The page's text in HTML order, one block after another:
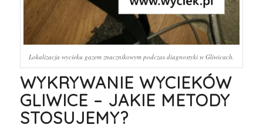
Lokalizacja wycieku gazem znacznikowym podczas diagnostyki w Gliwicach.
WYKRYWANIE WYCIEKÓW
GLIWICE – JAKIE METODY
STOSUJEMY?